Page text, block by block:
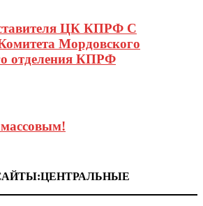
ЦК КПРФ С
Мордовского
отделения КПРФ
массовым!